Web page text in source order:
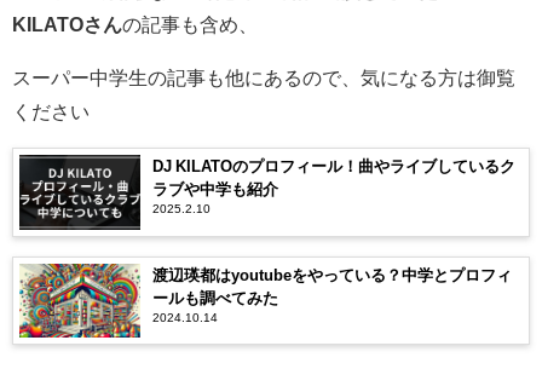
KILATOさんの記事も含め、
スーパー中学生の記事も他にあるので、気になる方は御覧
ください
DJ KILATOのプロフィール！曲やライブしているク
ラブや中学も紹介
2025.2.10
渡辺瑛都はyoutubeをやっている？中学とプロフィ
ールも調べてみた
2024.10.14